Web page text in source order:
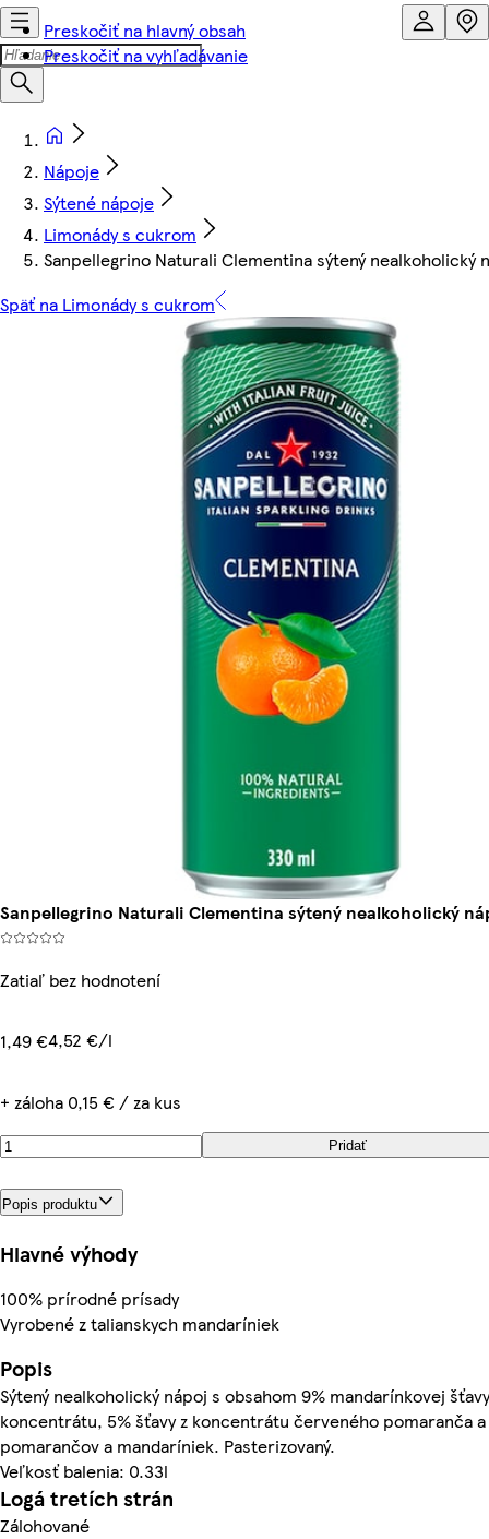
Preskočiť na hlavný obsah
Preskočiť na vyhľadávanie
Nápoje
Sýtené nápoje
Limonády s cukrom
Sanpellegrino Naturali Clementina sýtený nealkoholický
Späť na Limonády s cukrom
Sanpellegrino Naturali Clementina sýtený nealkoholický
Zatiaľ bez hodnotení
1,49 €4,52 €/l
+ záloha 0,15 € / za kus
Pridať
Popis produktu
Hlavné výhody
100% prírodné prísady
Vyrobené z talianskych mandaríniek
Popis
Sýtený nealkoholický nápoj s obsahom 9% mandarínkovej
koncentrátu, 5% šťavy z koncentrátu červeného pomaranča
pomarančov a mandaríniek. Pasterizovaný.
Veľkosť balenia: 0.33l
Logá tretích strán
Zálohované